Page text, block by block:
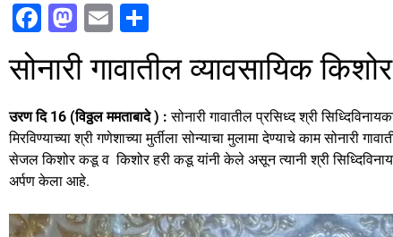
F
c
e
b
o
o
k
M
a
st
o
d
o
n
E
ai
l
h
ar
e
सोनारी गावातील व्यावसायिक
उरण दि 16 (विठ्ठल ममताबादे ) :सोनारी गावातील प्रसिध्द श्री
मिरविण्याच्या श्री गणेशाच्या मुर्तीला सोन्याचा मुलामा देण्याचे काम सोनारी
सेजल किशोर कडू व किशोर हरी कडू यांनी केले असून त्यानी श्री
अर्पण केला आहे.